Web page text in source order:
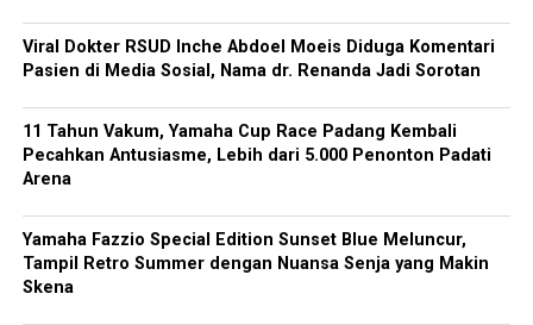
Viral Dokter RSUD Inche Abdoel Moeis Diduga Komentari
Pasien di Media Sosial, Nama dr. Renanda Jadi Sorotan
11 Tahun Vakum, Yamaha Cup Race Padang Kembali
Pecahkan Antusiasme, Lebih dari 5.000 Penonton Padati
Arena
Yamaha Fazzio Special Edition Sunset Blue Meluncur,
Tampil Retro Summer dengan Nuansa Senja yang Makin
Skena